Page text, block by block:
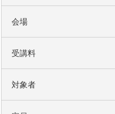
会場
受講料
対象者